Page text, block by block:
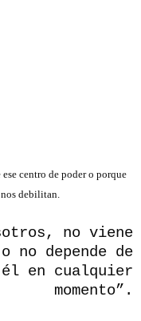
centro de poder o porque
debilitan.
no viene
no depende de
él en cualquier
momento”.